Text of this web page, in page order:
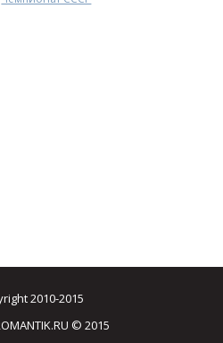
2010-2015
© 2015